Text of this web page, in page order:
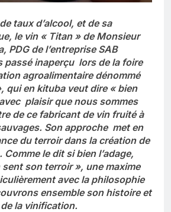
taux d’alcool, et de sa
le vin « Titan » de Monsieur
PDG de l’entreprise SAB
passé inaperçu lors de la foire
agroalimentaire dénommé
qui en kituba veut dire « bien
plaisir que nous sommes
de ce fabricant de vin fruité à
Son approche met en
du terroir dans la création de
Comme le dit si bien l’adage,
son terroir », une maxime
avec la philosophie
ensemble son histoire et
la vinification.